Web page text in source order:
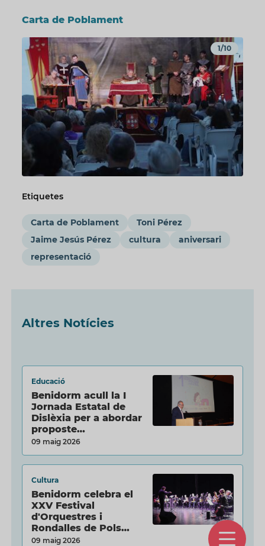
Carta de Poblament
1/10
Etiquetes
Carta de Poblament
Toni Pérez
Jaime Jesús Pérez
cultura
aniversari
representació
Altres Notícies
Educació
Benidorm acull la I
Jornada Estatal de
Dislèxia per a abordar
proposte…
09 maig 2026
Cultura
Benidorm celebra el
XXV Festival
d'Orquestres i
Rondalles de Pols…
09 maig 2026